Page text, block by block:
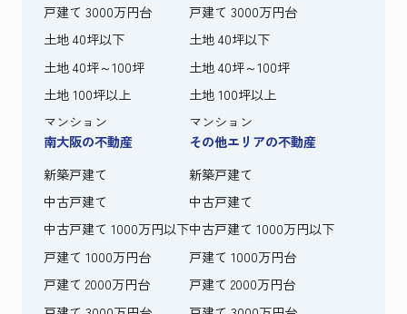
戸建て 3000万円台
土地 40坪以下
土地 40坪～100坪
土地 100坪以上
マンション
戸建て 3000万円台
土地 40坪以下
土地 40坪～100坪
土地 100坪以上
マンション
南大阪の不動産
新築戸建て
中古戸建て
中古戸建て 1000万円以下
戸建て 1000万円台
戸建て 2000万円台
その他エリアの不動産
新築戸建て
中古戸建て
中古戸建て 1000万円以下
戸建て 1000万円台
戸建て 2000万円台